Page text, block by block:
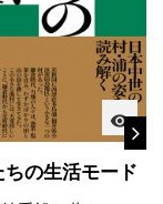
visibility
ちの生活モード